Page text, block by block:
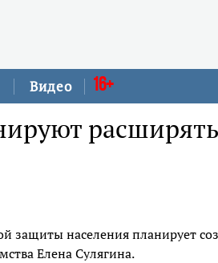
Видео 16+
защиты населения планирует
Елена Сулягина.